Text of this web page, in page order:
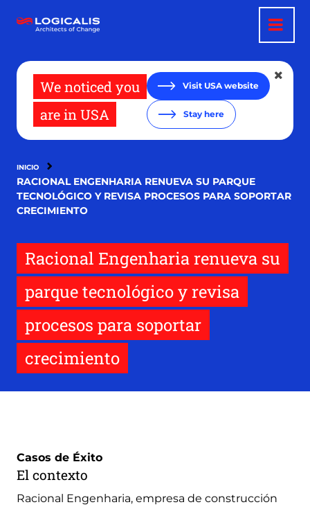
contenido
We noticed you
are in USA
Visit USA website
Stay here
INICIO
RACIONAL ENGENHARIA RENUEVA SU PARQUE
TECNOLÓGICO Y REVISA PROCESOS PARA SOPORTAR
CRECIMIENTO
Racional Engenharia renueva su
parque tecnológico y revisa
procesos para soportar
crecimiento
Casos de Éxito
El contexto
Racional Engenharia, empresa de construcción